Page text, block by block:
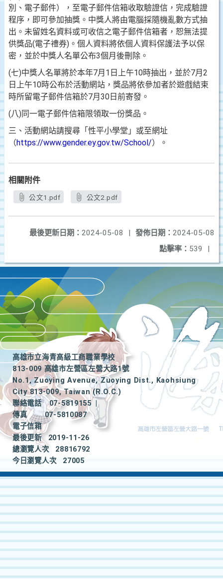
別、電子郵件），至電子郵件信箱收取驗證信，完成驗證
程序，即可參加抽獎。中獎人將由電腦採隨機亂數方式抽
出。未留姓名資料或可收信之電子郵件信箱者，恕無法提
供獎品(電子禮券)。個人資料將依個人資料保護法予以保
密，並於中獎人名單公布3個月後刪除。
(七)中獎人名單將於本年7月1日上午10時抽出，並於7月2
日上午10時公布於活動網站，獎品將依參加者於遊戲結束
時所留電子郵件信箱於7月30日前寄發。
(八)同一電子郵件信箱限領取一份獎品。
三、活動網站請搜尋「性平小學堂」或至網址
（https://www.gender.ey.gov.tw/School/）。
相關附件
公文1.pdf 公文2.pdf
發佈日期： 2024-05-08
最後更新日期： 2024-05-08
|
點擊率： 539 |
高雄市立海青高級工商職業學校
813-009 高雄市左營區左營大路1號
No.1, Zuoying Avenue, Zuoying Dist., Kaohsiung
City 813-009, Taiwan (R.O.C.)
聯絡電話
07-5819155
|
傳真
07-5810087
電子信箱
最後更新
2019-11-26
總瀏覽人次
28816792
今日瀏覽人次
27005